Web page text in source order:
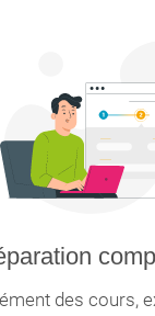
des cours,